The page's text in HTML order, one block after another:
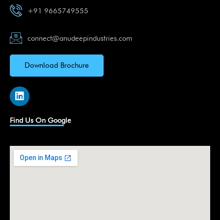
+91 9665749555
connect@anudeepindustries.com
Download Brochure
L
i
k
e
i
n
Find Us On Google